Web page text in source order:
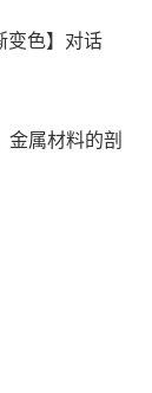
变色】对话
属材料的剖